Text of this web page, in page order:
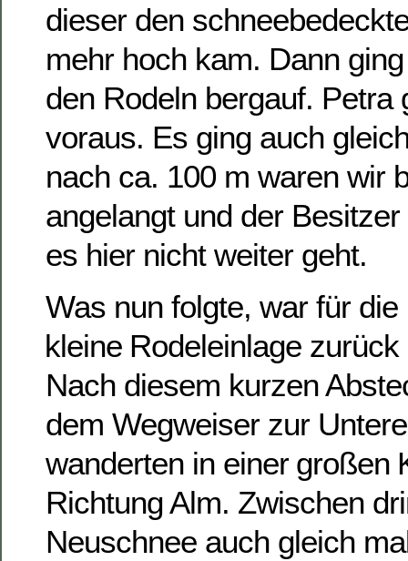
dieser den
mehr hoch kam. Dann
den Rodeln bergauf. Petra
voraus. Es ging auch
nach ca. 100 m waren wir
angelangt und der
es hier nicht weiter geht.
Was nun folgte, war für
kleine Rodeleinlage
Nach diesem kurzen
dem Wegweiser zur
wanderten in einer großen
Richtung Alm. Zwischen
Neuschnee auch gleich